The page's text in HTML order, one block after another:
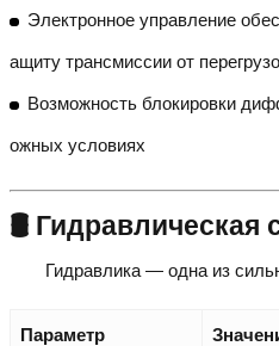
Электронное управление
ащиту трансмиссии от
Возможность блокировки
ожных условиях
🛢️ Гидравлическая
Гидравлика — одна из
Параметр